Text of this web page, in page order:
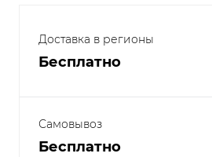
Доставка в регионы
Бесплатно
Самовывоз
Бесплатно